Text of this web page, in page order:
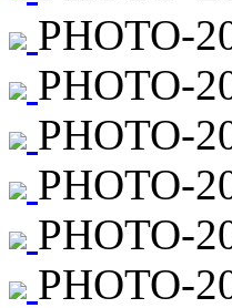
PHOTO-
PHOTO-
PHOTO-
PHOTO-
PHOTO-
PHOTO-